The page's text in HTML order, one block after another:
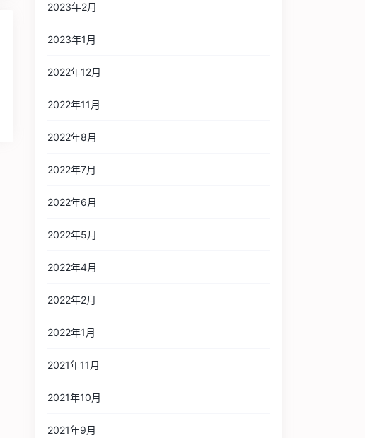
2023年2月
2023年1月
2022年12月
2022年11月
2022年8月
2022年7月
2022年6月
2022年5月
2022年4月
2022年2月
2022年1月
2021年11月
2021年10月
2021年9月